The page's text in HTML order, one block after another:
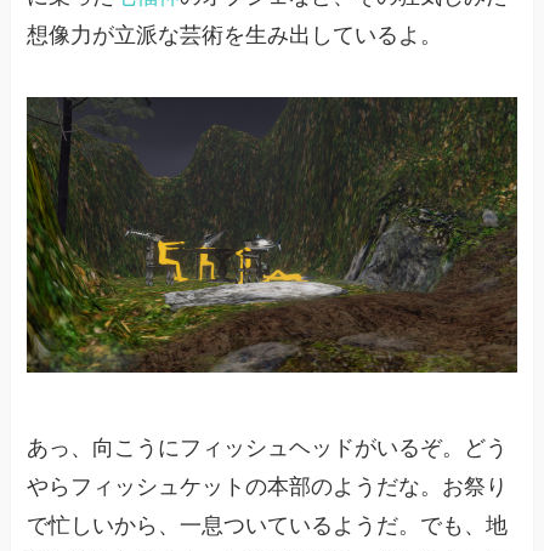
想像力が立派な芸術を生み出しているよ。
あっ、向こうにフィッシュヘッドがいるぞ。どう
やらフィッシュケットの本部のようだな。お祭り
で忙しいから、一息ついているようだ。でも、地